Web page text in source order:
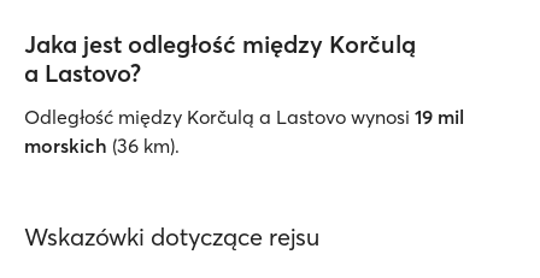
Jaka jest odległość między Korčulą
a Lastovo?
Odległość między Korčulą a Lastovo wynosi 19 mil
morskich (36 km).
Wskazówki dotyczące rejsu